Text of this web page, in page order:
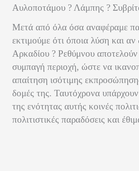
Αυλοποτάμου ? Λάμπης ?
Μετά από όλα όσα αναφέραμε
εκτιμούμε ότι όποια λύση και αν
Αρκαδίου ? Ρεθύμνου αποτελούν
συμπαγή περιοχή, ώστε να
απαίτηση ισότιμης
δομές της. Ταυτόχρονα
της ενότητας αυτής κοινές
πολιτιστικές παραδόσεις και